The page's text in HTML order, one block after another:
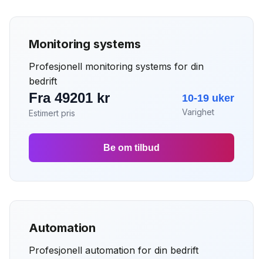
Monitoring systems
Profesjonell monitoring systems for din
bedrift
Fra 49201 kr
Estimert pris
10-19 uker
Varighet
Be om tilbud
Automation
Profesjonell automation for din bedrift